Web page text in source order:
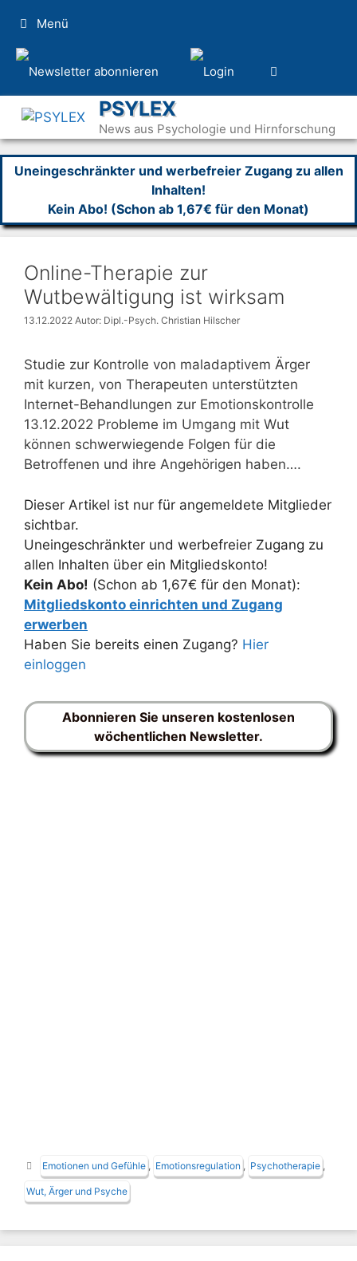
Inhalt
springen
Menü
PSYLEX
News aus Psychologie und Hirnforschung
Uneingeschränkter und werbefreier Zugang zu allen
Inhalten!
Kein Abo! (Schon ab 1,67€ für den Monat)
Online-Therapie zur
Wutbewältigung ist wirksam
13.12.2022 Autor: Dipl.-Psych. Christian Hilscher
Studie zur Kontrolle von maladaptivem Ärger
mit kurzen, von Therapeuten unterstützten
Internet-Behandlungen zur Emotionskontrolle
13.12.2022 Probleme im Umgang mit Wut
können schwerwiegende Folgen für die
Betroffenen und ihre Angehörigen haben….
Dieser Artikel ist nur für angemeldete Mitglieder
sichtbar.
Uneingeschränkter und werbefreier Zugang zu
allen Inhalten über ein Mitgliedskonto!
Kein Abo! (Schon ab 1,67€ für den Monat):
Mitgliedskonto einrichten und Zugang
erwerben
Haben Sie bereits einen Zugang? Hier
einloggen
Abonnieren Sie unseren kostenlosen
wöchentlichen Newsletter.
Schlagwörter
Emotionen und Gefühle Emotionsregulation Psychotherapie
Wut, Ärger und Psyche